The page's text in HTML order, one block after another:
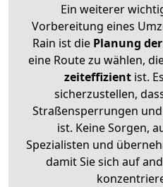
Ein weiterer
Vorbereitung eines
Rain ist diePlanung
eine Route zu wählen,
zeiteffizientist.
sicherzustellen,
Straßensperrungen
ist. Keine Sorgen,
Spezialisten und
damit Sie sich auf